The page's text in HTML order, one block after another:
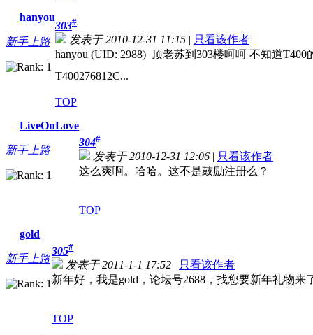
hanyou
新手上路
303#
发表于 2010-12-31 11:15 | 只看该作者
hanyou (UID: 2988) 顶老苏到303楼呵呵 不知道
T400276812C...
TOP
LiveOnLove
新手上路
304#
发表于 2010-12-31 12:06 | 只看该作者
这么爽啊。哈哈。这不是鼓励注册么？
TOP
gold
新手上路
305#
发表于 2011-1-1 17:52 | 只看该作者
新年好，我是gold，论坛号2688，找您要新年礼物来
TOP